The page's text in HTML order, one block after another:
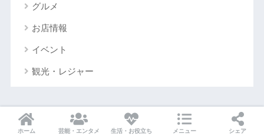
グルメ
お店情報
イベント
観光・レジャー
アーカイブ
ホーム 芸能・エンタメ 生活・お役立ち メニュー シェア